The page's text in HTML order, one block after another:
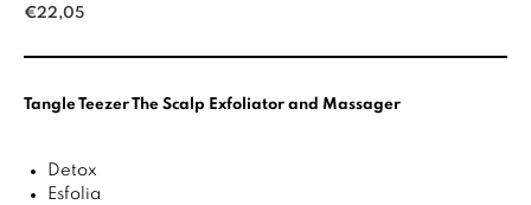
€22,05
Tangle Teezer The Scalp Exfoliator and Massager
Detox
Esfolia